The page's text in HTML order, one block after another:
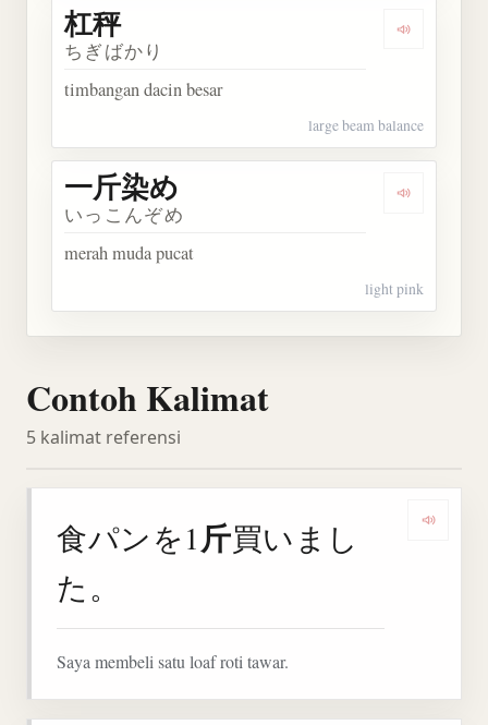
Dengarkan
杠秤
ちぎばかり
timbangan dacin besar
large beam balance
Dengarkan
一斤染め
いっこんぞめ
merah muda pucat
light pink
Contoh Kalimat
5 kalimat referensi
食パンを1斤買いまし
た。
Saya membeli satu loaf roti tawar.